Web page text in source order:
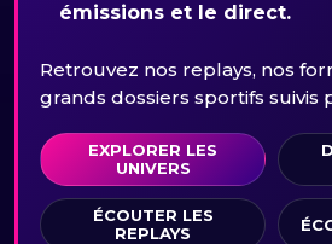
émissions et le direct.
Retrouvez nos replays, nos
grands dossiers sportifs suivis
EXPLORER LES
UNIVERS
ÉCOUTER LES
REPLAYS